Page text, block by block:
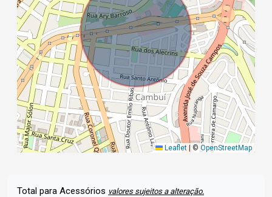
Leaflet | © OpenStreetMap
Total para Acessórios valores sujeitos a alteração.